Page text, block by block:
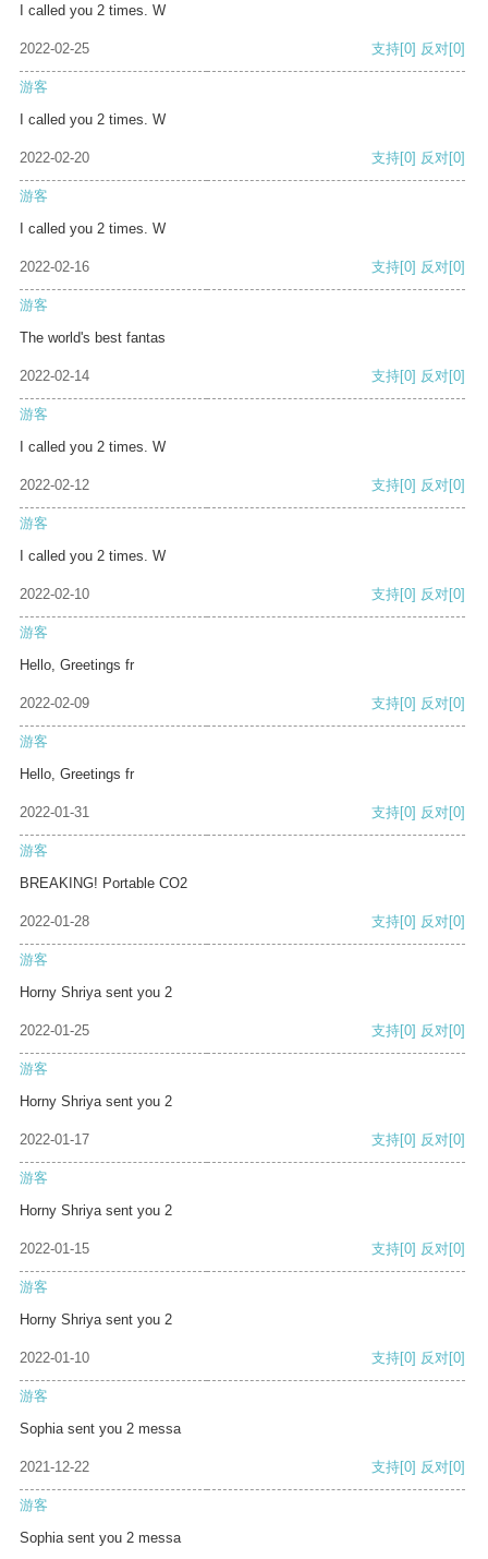
I called you 2 times. W
2022-02-25 支持[0] 反对[0]
游客
I called you 2 times. W
2022-02-20 支持[0] 反对[0]
游客
I called you 2 times. W
2022-02-16 支持[0] 反对[0]
游客
The world's best fantas
2022-02-14 支持[0] 反对[0]
游客
I called you 2 times. W
2022-02-12 支持[0] 反对[0]
游客
I called you 2 times. W
2022-02-10 支持[0] 反对[0]
游客
Hello, Greetings fr
2022-02-09 支持[0] 反对[0]
游客
Hello, Greetings fr
2022-01-31 支持[0] 反对[0]
游客
BREAKING! Portable CO2
2022-01-28 支持[0] 反对[0]
游客
Horny Shriya sent you 2
2022-01-25 支持[0] 反对[0]
游客
Horny Shriya sent you 2
2022-01-17 支持[0] 反对[0]
游客
Horny Shriya sent you 2
2022-01-15 支持[0] 反对[0]
游客
Horny Shriya sent you 2
2022-01-10 支持[0] 反对[0]
游客
Sophia sent you 2 messa
2021-12-22 支持[0] 反对[0]
游客
Sophia sent you 2 messa